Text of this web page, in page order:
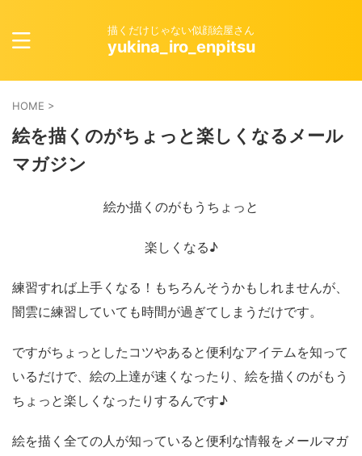
描くだけじゃない似顔絵屋さん
yukina_iro_enpitsu
HOME >
絵を描くのがちょっと楽しくなるメール
マガジン
絵か描くのがもうちょっと
楽しくなる♪
練習すれば上手くなる！もちろんそうかもしれませんが、
闇雲に練習していても時間が過ぎてしまうだけです。
ですがちょっとしたコツやあると便利なアイテムを知って
いるだけで、絵の上達が速くなったり、絵を描くのがもう
ちょっと楽しくなったりするんです♪
絵を描く全ての人が知っていると便利な情報をメールマガ